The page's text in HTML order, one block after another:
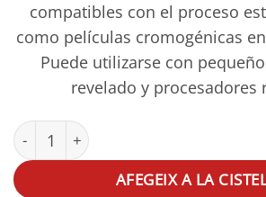
compatibles con el proceso
como películas cromogénicas
Puede utilizarse con
revelado y procesadores
quantitat de Kodak C-41 Film
AFEGEIX A LA